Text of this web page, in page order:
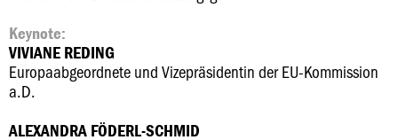
Keynote:
VIVIANE REDING
Europaabgeordnete und Vizepräsidentin der EU-Kommission
a.D.
ALEXANDRA FÖDERL-SCHMID